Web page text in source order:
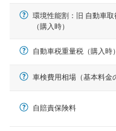
環境性能割：旧 自動車取
（購入時）
自動車税重量税（購入時）
車検費用相場（基本料金
自賠責保険料